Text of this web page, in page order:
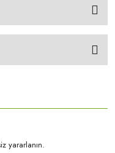
yararlanın.